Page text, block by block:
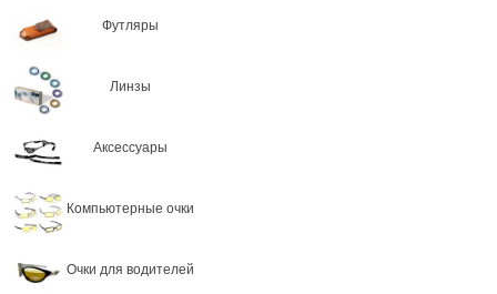
Футляры
Линзы
Аксессуары
Компьютерные очки
Очки для водителей